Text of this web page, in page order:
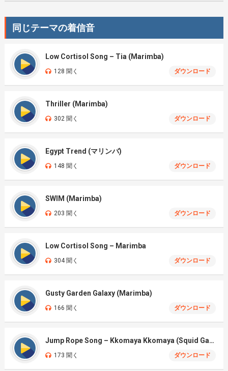
同じテーマの着信音
Low Cortisol Song – Tia (Marimba)
128 聞く ダウンロード
Thriller (Marimba)
302 聞く ダウンロード
Egypt Trend (マリンバ)
148 聞く ダウンロード
SWIM (Marimba)
203 聞く ダウンロード
Low Cortisol Song – Marimba
304 聞く ダウンロード
Gusty Garden Galaxy (Marimba)
166 聞く ダウンロード
Jump Rope Song – Kkomaya Kkomaya (Squid Game Season 3)
173 聞く ダウンロード